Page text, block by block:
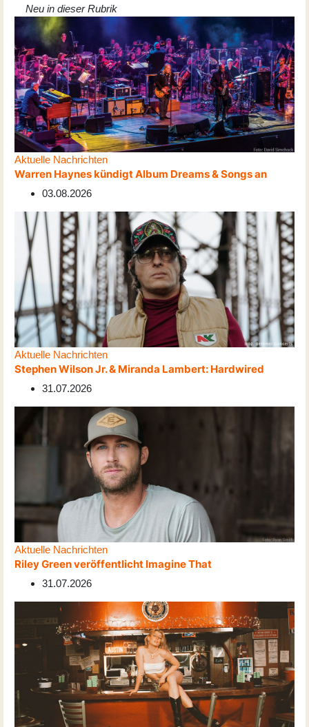
Neu in dieser Rubrik
Aktuelle Nachrichten
Warren Haynes kündigt Album Dreams & Songs an
03.08.2026
Aktuelle Nachrichten
Stephen Wilson Jr. & Miranda Lambert: Hardwired
31.07.2026
Aktuelle Nachrichten
Riley Green veröffentlicht Imagine That
31.07.2026